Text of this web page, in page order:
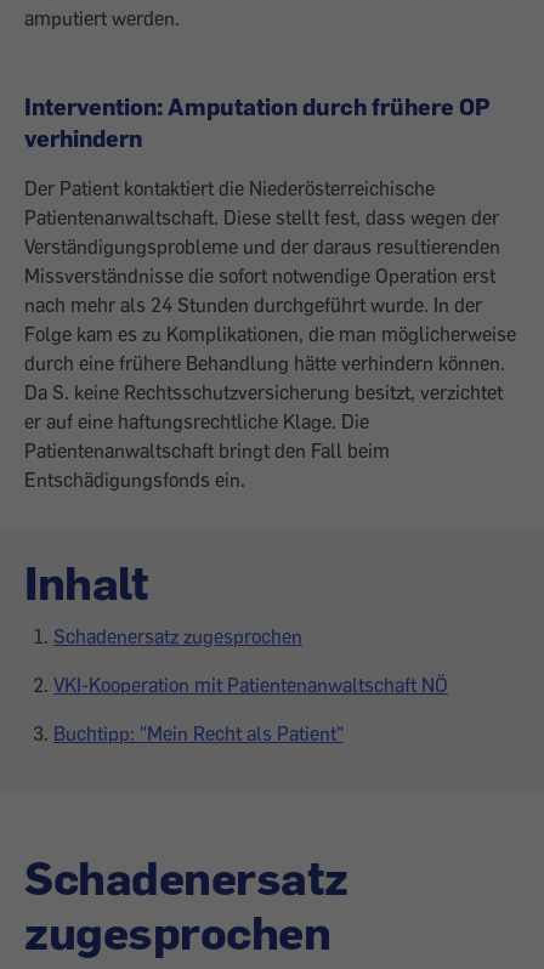
amputiert werden.
Intervention: Amputation durch frühere OP
verhindern
Der Patient kontaktiert die Niederösterreichische
Patientenanwaltschaft. Diese stellt fest, dass wegen der
Verständigungsprobleme und der daraus resultierenden
Missverständnisse die sofort notwendige Operation erst
nach mehr als 24 Stunden durchgeführt wurde. In der
Folge kam es zu Komplikationen, die man möglicherweise
durch eine frühere Behandlung hätte verhindern können.
Da S. keine Rechtsschutzversicherung besitzt, verzichtet
er auf eine haftungsrechtliche Klage. Die
Patientenanwaltschaft bringt den Fall beim
Entschädigungsfonds ein.
Inhalt
Schadenersatz zugesprochen
VKI-Kooperation mit Patientenanwaltschaft NÖ
Buchtipp: "Mein Recht als Patient"
Schadenersatz
zugesprochen